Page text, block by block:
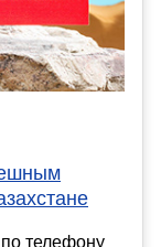
телефону